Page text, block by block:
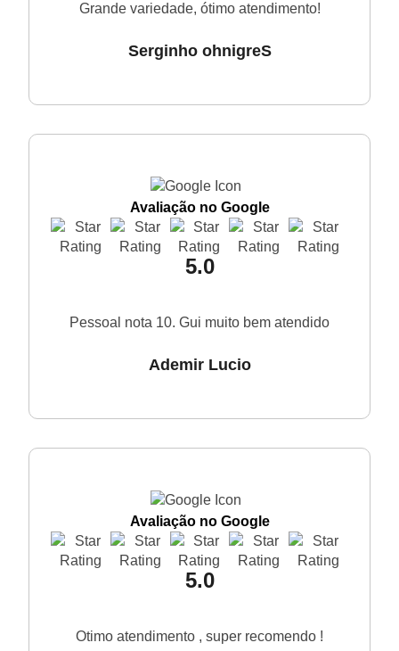
Grande variedade, ótimo atendimento!
Serginho ohnigreS
Avaliação no Google
5.0
Pessoal nota 10. Gui muito bem atendido
Ademir Lucio
Avaliação no Google
5.0
Otimo atendimento , super recomendo !